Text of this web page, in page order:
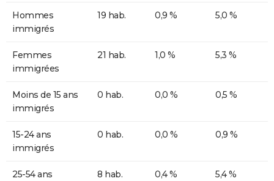
Hommes
immigrés
19 hab. 0,9 % 5,0 %
Femmes
immigrées
21 hab. 1,0 % 5,3 %
Moins de 15 ans
immigrés
0 hab. 0,0 % 0,5 %
15-24 ans
immigrés
0 hab. 0,0 % 0,9 %
25-54 ans
8 hab. 0,4 % 5,4 %